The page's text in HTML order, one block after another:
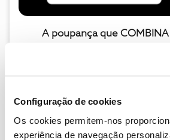
Configuração de cookies
Os cookies permitem-nos
experiência de navegação
A poupança que COMBINA